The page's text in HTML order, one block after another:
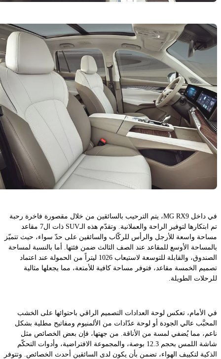
في داخل MG RX9، يتم الترحيب بالسائقين من خلال مقصورة فاخرة رحبة
تم ابتكارها لتوفير الراحة والعملانية. وتقدّم هذه الـSUV ذات ال7 مقاعد
مساحة واسعة للأرجل والرأس للركّاب والسائقين على حدّ سواء، حيث تتميّز
بالمساحة الأوسع للمقاعد عند الصف الثالث ضمن فئتها. أما بالنسبة لمساحة
الصندوق، والقابلة للتوسعة لاستيعاب 1026 ليتراً من الحمولة عند اعتماد
تصميم الخمسة مقاعد، فتوفر مساحة كافية للأمتعة، مما يجعلها مثالية
للرحلات الطويلة.
في الأمام، تعكس لوحة العدادات التصميم الراقي باحتوائها على الخشب
المحبَّب عالي الجودة أو لوحة عدّادات من الألمنيوم ومفاتيح مطلية بشكل
ناعم، مما يُضفي لمسة من الأناقة. من جهتها، فإن بعض الخصائص مثل
شاشة اللمس بحجم 12.3 بوصة، والمجموعة الافتراضية، وأدوات التحكّم
الذكية لتكييف الهواء، تضمن بأن يكون لدى السائقين أحدث الخصائص. وتتوفر